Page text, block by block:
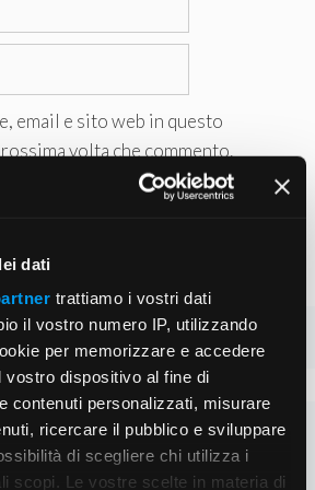
dati
trattiamo i vostri dati
il vostro numero IP, utilizzando
per memorizzare e accedere
vostro dispositivo al fine di
contenuti personalizzati, misurare
ricercare il pubblico e sviluppare
di scegliere chi utilizza i
scopi. Le vostre scelte in materia di
email e sito web in questo
volta che commento.